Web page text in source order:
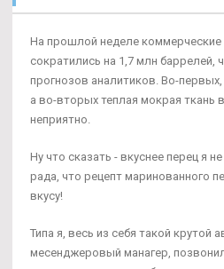
На прошлой неделе
сократились на 1,7 млн баррелей,
прогнозов аналитиков. Во-
а во-вторых теплая мокрая ткань
неприятно.
Ну что сказать - вкуснее перец я
рада, что рецепт маринованного
вкусу!
Типа я, весь из себя такой крутой
месенджеровый манагер,